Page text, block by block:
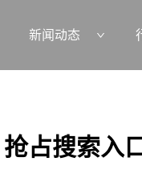
新闻动态
占搜索入